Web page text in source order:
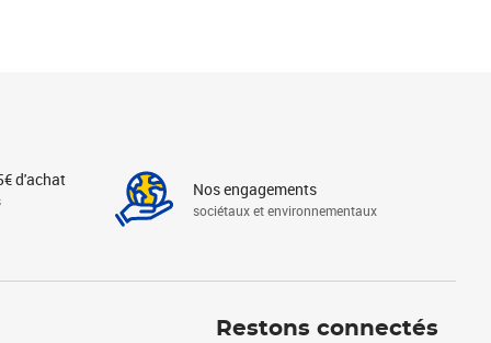
d'achat Nos engagements
sociétaux et environnementaux
Restons connectés